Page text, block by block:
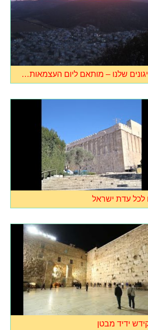
שלנו – מותאם ליום העצמאות…
לכל עדת ישראל
ידיד מבטן